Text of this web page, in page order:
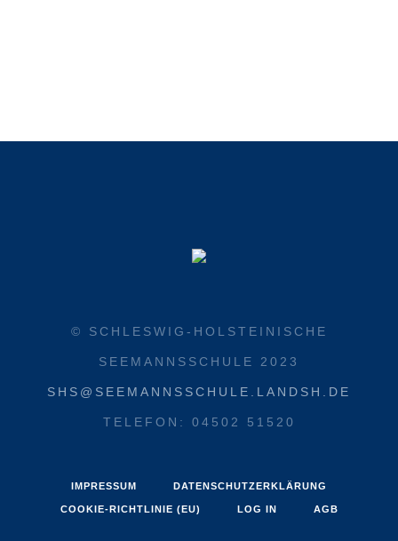
© SCHLESWIG-HOLSTEINISCHE
SEEMANNSSCHULE 2023
SHS@SEEMANNSSCHULE.LANDSH.DE
TELEFON: 04502 51520
IMPRESSUM DATENSCHUTZERKLÄRUNG
COOKIE-RICHTLINIE (EU) LOG IN AGB